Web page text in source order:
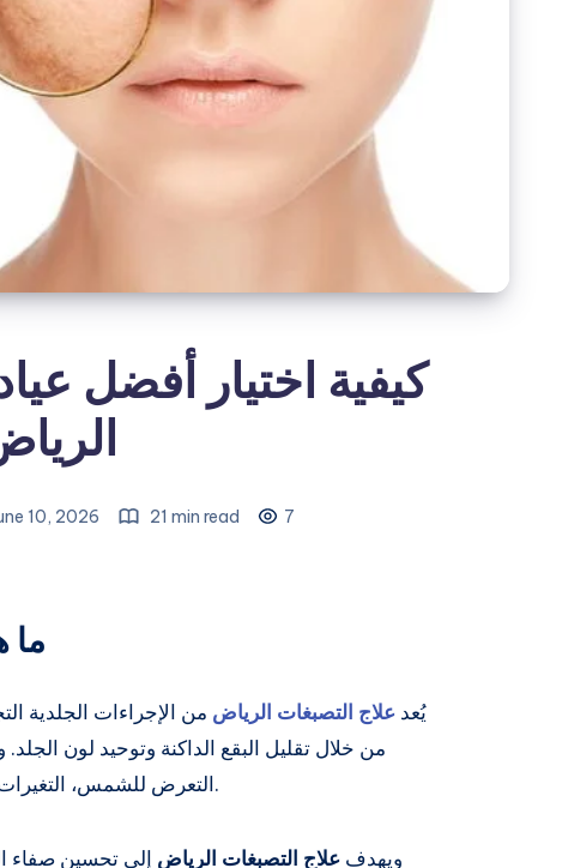
كيفية اختيار أفضل
10, 2026 21 min read 7
ما
يُعد علاج التصبغات الرياض من الإجراءات الجلدية
من خلال تقليل البقع الداكنة وتوحيد لون
التعرض للشمس، التغيرات الهرمونية، آثار الحبوب، أو التقدم في العمر.
ويهدف علاج التصبغات الرياض إلى تحسين صفاء